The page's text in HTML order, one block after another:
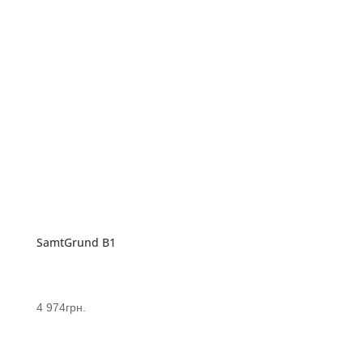
SamtGrund В1
4 974грн.